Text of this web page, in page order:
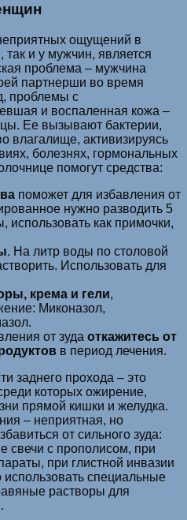
ощущений в
и у мужчин, является
проблема – мужчина
партнерши во время
проблемы с
и воспаленная кожа –
Ее вызывают бактерии,
влагалище, активизируясь
болезнях, гормональных
помогут средства:
поможет для избавления от
нужно разводить 5
использовать как примочки,
. На литр воды по столовой
Использовать для
крема и гели,
Миконазол,
от зуда откажитесь от
в период лечения.
заднего прохода – это
которых ожирение,
прямой кишки и желудка.
– неприятная, но
от сильного зуда:
свечи с прополисом, при
при глистной инвазии
специальные
растворы для